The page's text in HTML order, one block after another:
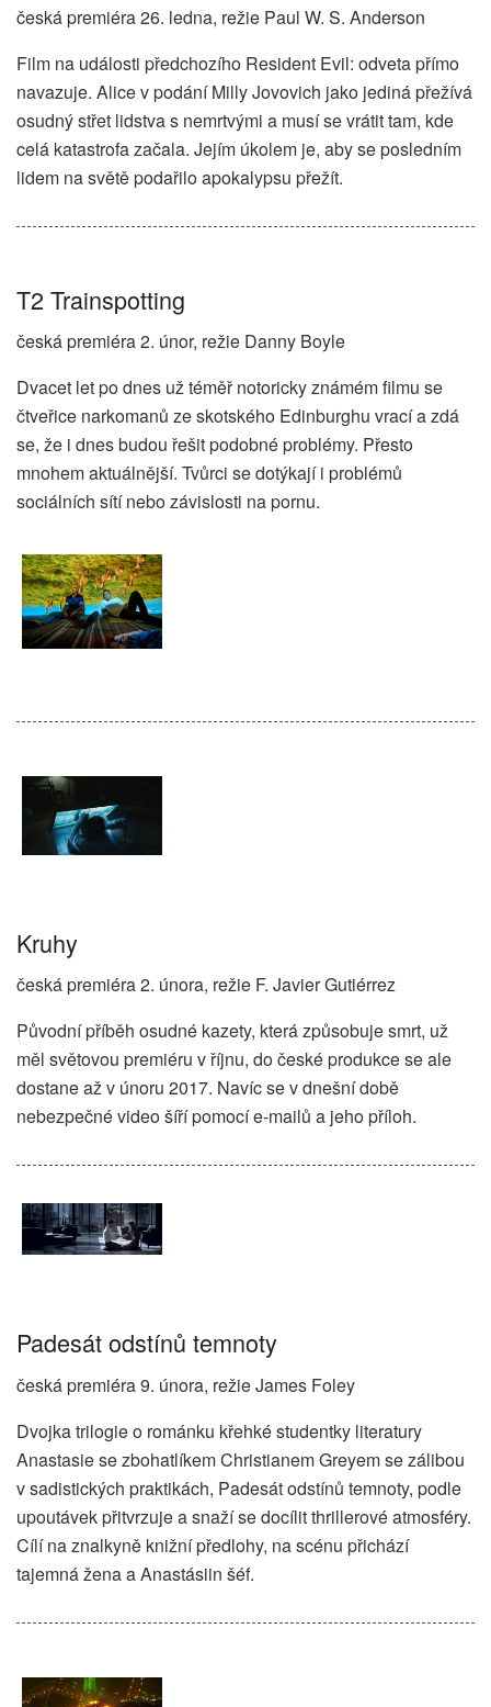
česká premiéra 26. ledna, režie Paul W. S. Anderson
Film na události předchozího Resident Evil: odveta přímo
navazuje. Alice v podání Milly Jovovich jako jediná přežívá
osudný střet lidstva s nemrtvými a musí se vrátit tam, kde
celá katastrofa začala. Jejím úkolem je, aby se posledním
lidem na světě podařilo apokalypsu přežít.
T2 Trainspotting
česká premiéra 2. únor, režie Danny Boyle
Dvacet let po dnes už téměř notoricky známém filmu se
čtveřice narkomanů ze skotského Edinburghu vrací a zdá
se, že i dnes budou řešit podobné problémy. Přesto
mnohem aktuálnější. Tvůrci se dotýkají i problémů
sociálních sítí nebo závislosti na pornu.
Kruhy
česká premiéra 2. února, režie F. Javier Gutiérrez
Původní příběh osudné kazety, která způsobuje smrt, už
měl světovou premiéru v říjnu, do české produkce se ale
dostane až v únoru 2017. Navíc se v dnešní době
nebezpečné video šíří pomocí e-mailů a jeho příloh.
Padesát odstínů temnoty
česká premiéra 9. února, režie James Foley
Dvojka trilogie o románku křehké studentky literatury
Anastasie se zbohatlíkem Christianem Greyem se zálibou
v sadistických praktikách, Padesát odstínů temnoty, podle
upoutávek přitvrzuje a snaží se docílit thrillerové atmosféry.
Cílí na znalkyně knižní předlohy, na scénu přichází
tajemná žena a Anastásiin šéf.